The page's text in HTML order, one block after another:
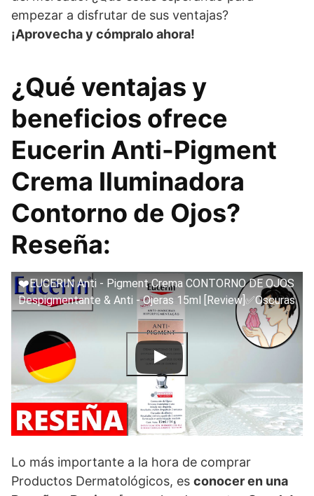
empezar a disfrutar de sus ventajas?
¡Aprovecha y cómpralo ahora!
¿Qué ventajas y
beneficios ofrece
Eucerin Anti-Pigment
Crema Iluminadora
Contorno de Ojos?
Reseña:
❤️EUCERIN Anti - Pigment Crema CONTORNO DE OJOS
Despigmentante & Anti - Ojeras 15ml [Review]✅Oscuras
Lo más importante a la hora de comprar
Productos Dermatológicos, es conocer en una